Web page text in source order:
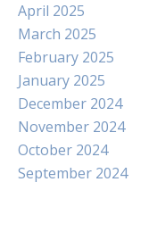
April 2025
March 2025
February 2025
January 2025
December 2024
November 2024
October 2024
September 2024